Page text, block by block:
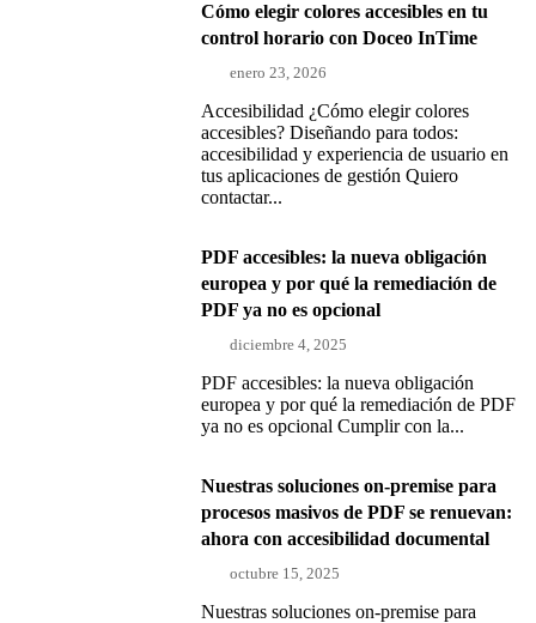
Cómo elegir colores accesibles en tu
control horario con Doceo InTime
enero 23, 2026
Accesibilidad ¿Cómo elegir colores
accesibles? Diseñando para todos:
accesibilidad y experiencia de usuario en
tus aplicaciones de gestión Quiero
contactar...
PDF accesibles: la nueva obligación
europea y por qué la remediación de
PDF ya no es opcional
diciembre 4, 2025
PDF accesibles: la nueva obligación
europea y por qué la remediación de PDF
ya no es opcional Cumplir con la...
Nuestras soluciones on-premise para
procesos masivos de PDF se renuevan:
ahora con accesibilidad documental
octubre 15, 2025
Nuestras soluciones on-premise para